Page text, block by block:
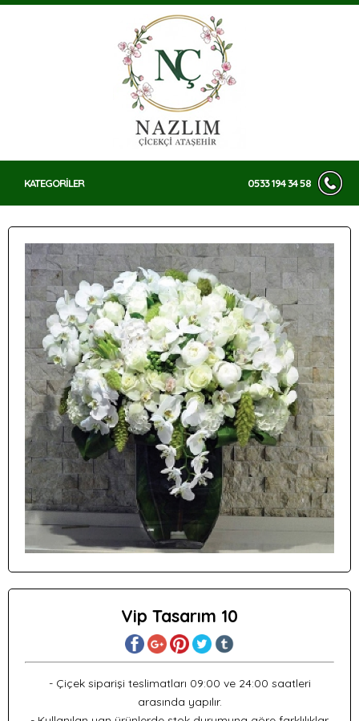
KATEGORİLER 0533 194 34 58
Vip Tasarım 10
- Çiçek siparişi teslimatları 09:00 ve 24:00 saatleri
arasında yapılır.